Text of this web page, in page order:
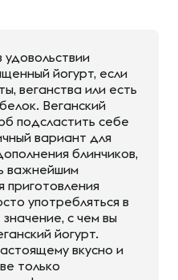
йогурт, если
веганства или есть
Веганский
подсластить себе
вариант для
блинчиков,
важнейшим
приготовления
употребляться в
с чем вы
йогурт.
вкусно и
только